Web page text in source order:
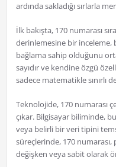
ardında sakladığı sırlarla
İlk bakışta, 170 numarası
derinlemesine bir inceleme,
bağlama sahip olduğunu
sayıdır ve kendine özgü
sadece matematikle sınırlı
Teknolojide, 170 numarası
çıkar. Bilgisayar biliminde,
veya belirli bir veri tipini
süreçlerinde, 170 numarası,
değişken veya sabit olarak